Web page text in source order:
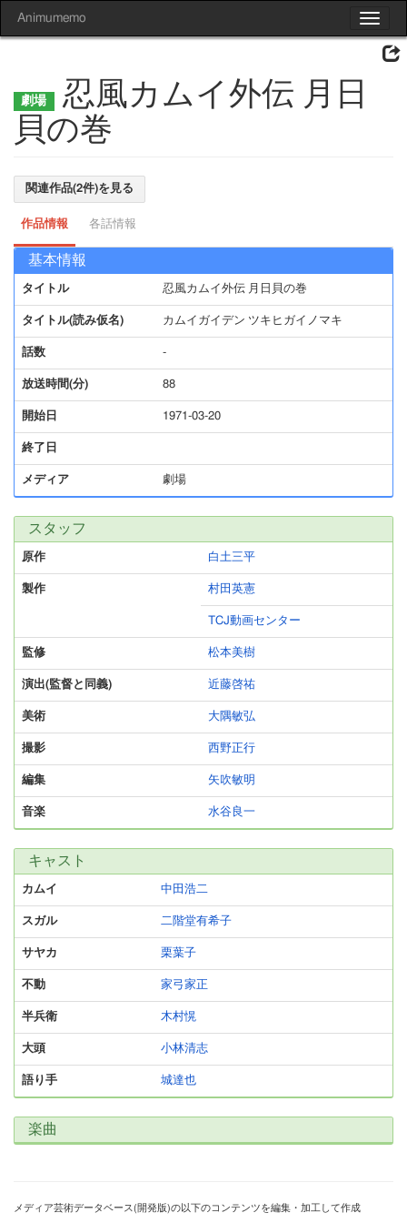
Toggle
Animumemo
忍風カムイ外伝 月日
貝の巻
関連作品(2件)を見る
作品情報 各話情報
基本情報
タイトル 忍風カムイ外伝 月日貝の巻
タイトル(読み仮名) カムイガイデン ツキヒガイノマキ
話数 -
放送時間(分) 88
開始日 1971-03-20
終了日
メディア 劇場
スタッフ
原作 白土三平
製作 村田英憲
TCJ動画センター
監修 松本美樹
演出(監督と同義) 近藤啓祐
美術 大隅敏弘
撮影 西野正行
編集 矢吹敏明
音楽 水谷良一
キャスト
カムイ 中田浩二
スガル 二階堂有希子
サヤカ 栗葉子
不動 家弓家正
半兵衛 木村愰
大頭 小林清志
語り手 城達也
楽曲
メディア芸術データベース(開発版)の以下のコンテンツを編集・加工して作成